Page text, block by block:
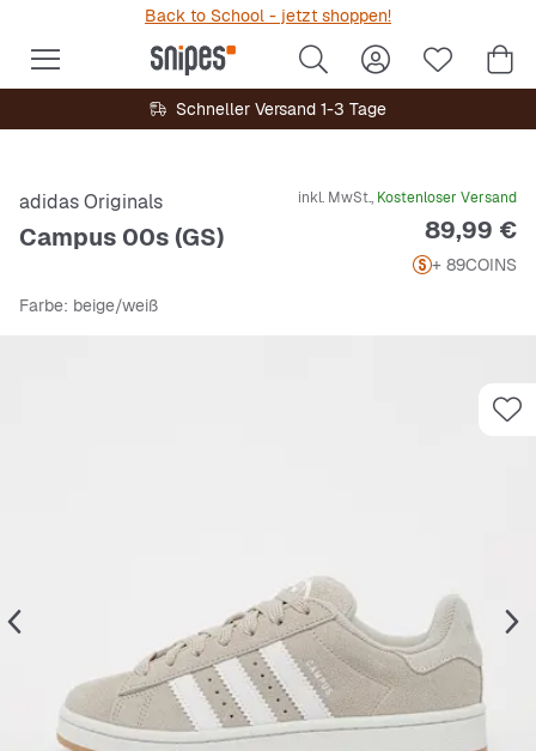
Back to School - jetzt shoppen!
Schneller Versand 1-3 Tage
adidas Originals
Campus 00s (GS)
inkl. MwSt., Kostenloser Versand
Preis
89,99 €
+ 89COINS
Farbe: beige/weiß